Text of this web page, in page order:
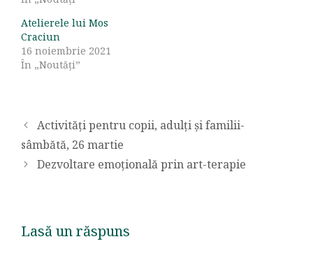
Atelierele lui Mos
Craciun
16 noiembrie 2021
În „Noutăți”
Activități pentru copii, adulți și familii-
sâmbătă, 26 martie
Dezvoltare emoțională prin art-terapie
Lasă un răspuns